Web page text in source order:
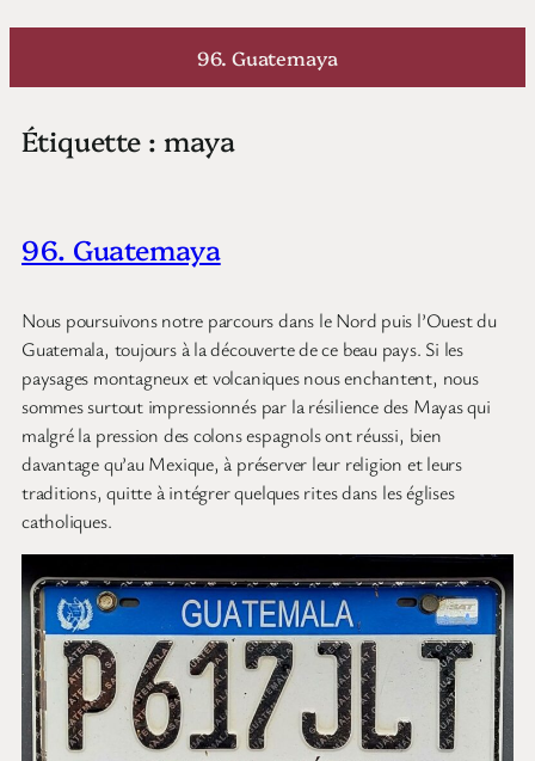
Aller
96. Guatemaya
Étiquette : maya
96. Guatemaya
Nous poursuivons notre parcours dans le Nord puis l’Ouest du
Guatemala, toujours à la découverte de ce beau pays. Si les
paysages montagneux et volcaniques nous enchantent, nous
sommes surtout impressionnés par la résilience des Mayas qui
malgré la pression des colons espagnols ont réussi, bien
davantage qu’au Mexique, à préserver leur religion et leurs
traditions, quitte à intégrer quelques rites dans les églises
catholiques.